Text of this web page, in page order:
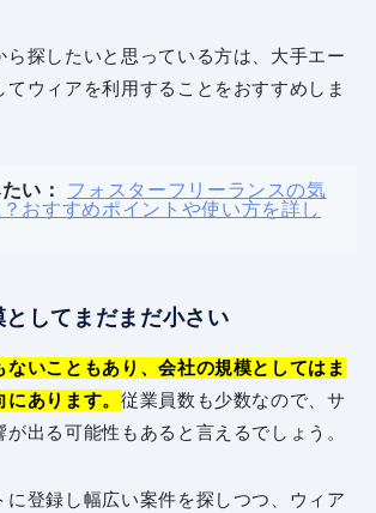
ら探したいと思っている方は、大手エー
てウィアを利用することをおすすめしま
い：
フォスターフリーランスの気
おすすめポイントや使い方を詳し
してまだまだ小さい
ないこともあり、会社の規模としてはま
あります。 従業員数も少数なので、サ
出る可能性もあると言えるでしょう。
に登録し幅広い案件を探しつつ、ウィア